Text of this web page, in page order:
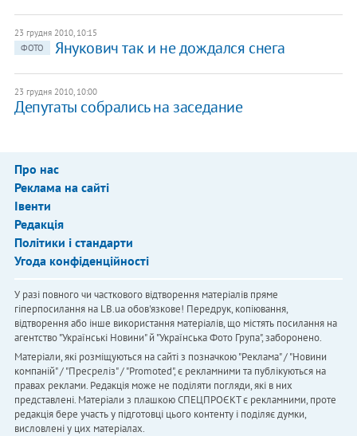
23 грудня 2010, 10:15
ФОТО
Янукович так и не дождался снега
23 грудня 2010, 10:00
Депутаты собрались на заседание
Про нас
Реклама на сайті
Івенти
Редакція
Політики і стандарти
Угода конфіденційності
У разі повного чи часткового відтворення матеріалів пряме
гіперпосилання на LB.ua обов'язкове! Передрук, копіювання,
відтворення або інше використання матеріалів, що містять посилання на
агентство "Українськi Новини" й "Українська Фото Група", заборонено.
Матеріали, які розміщуються на сайті з позначкою "Реклама" / "Новини
компаній" / "Пресреліз" / "Promoted", є рекламними та публікуються на
правах реклами. Редакція може не поділяти погляди, які в них
представлені. Матеріали з плашкою СПЕЦПРОЄКТ є рекламними, проте
редакція бере участь у підготовці цього контенту і поділяє думки,
висловлені у цих матеріалах.